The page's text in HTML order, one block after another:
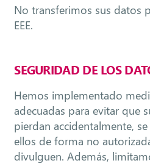
No transferimos sus datos
EEE.
SEGURIDAD DE LOS
Hemos implementado
adecuadas para evitar que
pierdan accidentalmente,
ellos de forma no
divulguen. Además,